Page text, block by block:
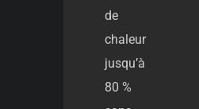
de
chaleur
jusqu’à
80 %